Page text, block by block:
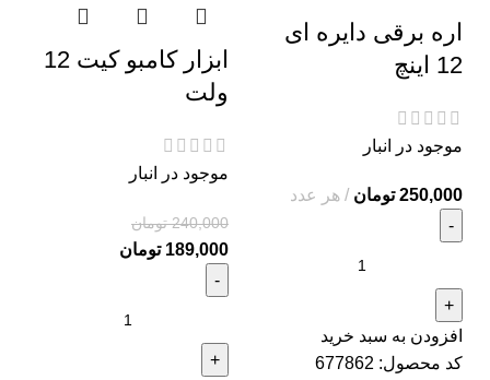
اره برقی دایره ای
12 اینچ
موجود در انبار
250,000 تومان هر عدد
افزودن به سبد خرید
کد محصول: 677862
ابزار کامبو کیت 12
ولت
موجود در انبار
240,000 تومان
189,000 تومان